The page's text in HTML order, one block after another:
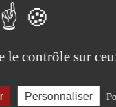
le contrôle sur
Personnaliser